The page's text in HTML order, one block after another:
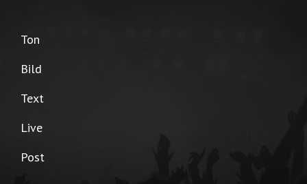
Ton
Bild
Text
Live
Post